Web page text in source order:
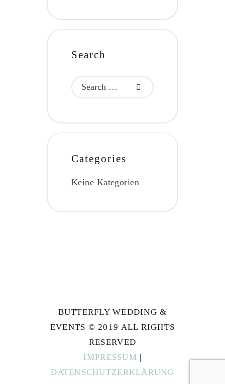
Search
Categories
Keine Kategorien
BUTTERFLY WEDDING &
EVENTS © 2019 ALL RIGHTS
RESERVED
IMPRESSUM |
DATENSCHUTZERKLÄRUNG